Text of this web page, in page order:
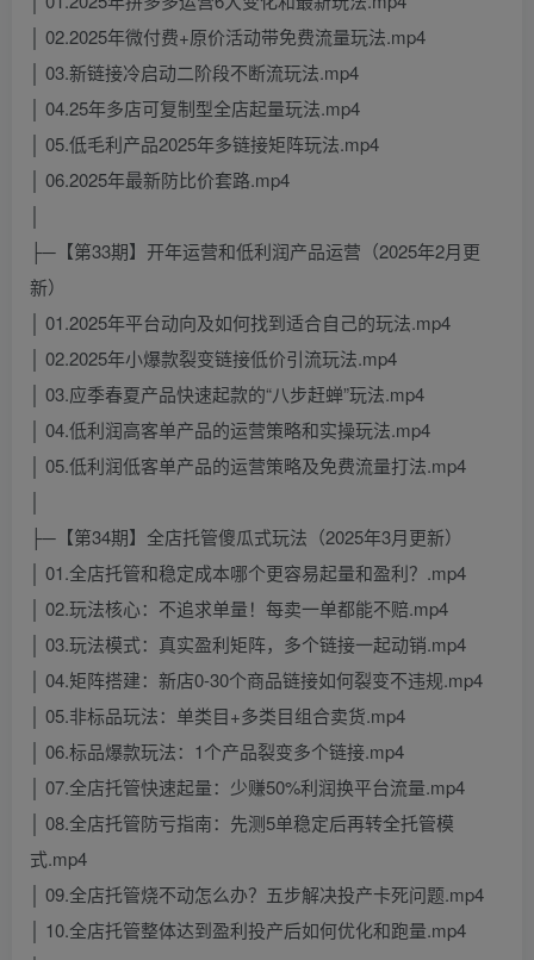
│ 02.2025年微付费+原价活动带免费流量玩法.mp4
│ 03.新链接冷启动二阶段不断流玩法.mp4
│ 04.25年多店可复制型全店起量玩法.mp4
│ 05.低毛利产品2025年多链接矩阵玩法.mp4
│ 06.2025年最新防比价套路.mp4
├─【第33期】开年运营和低利润产品运营（2025年2月更
新）
│ 01.2025年平台动向及如何找到适合自己的玩法.mp4
│ 02.2025年小爆款裂变链接低价引流玩法.mp4
│ 03.应季春夏产品快速起款的“八步赶蝉”玩法.mp4
│ 04.低利润高客单产品的运营策略和实操玩法.mp4
│ 05.低利润低客单产品的运营策略及免费流量打法.mp4
├─【第34期】全店托管傻瓜式玩法（2025年3月更新）
│ 01.全店托管和稳定成本哪个更容易起量和盈利？.mp4
│ 02.玩法核心：不追求单量！每卖一单都能不赔.mp4
│ 03.玩法模式：真实盈利矩阵，多个链接一起动销.mp4
│ 04.矩阵搭建：新店0-30个商品链接如何裂变不违规.mp4
│ 05.非标品玩法：单类目+多类目组合卖货.mp4
│ 06.标品爆款玩法：1个产品裂变多个链接.mp4
│ 07.全店托管快速起量：少赚50%利润换平台流量.mp4
│ 08.全店托管防亏指南：先测5单稳定后再转全托管模
式.mp4
│ 09.全店托管烧不动怎么办？五步解决投产卡死问题.mp4
│ 10.全店托管整体达到盈利投产后如何优化和跑量.mp4